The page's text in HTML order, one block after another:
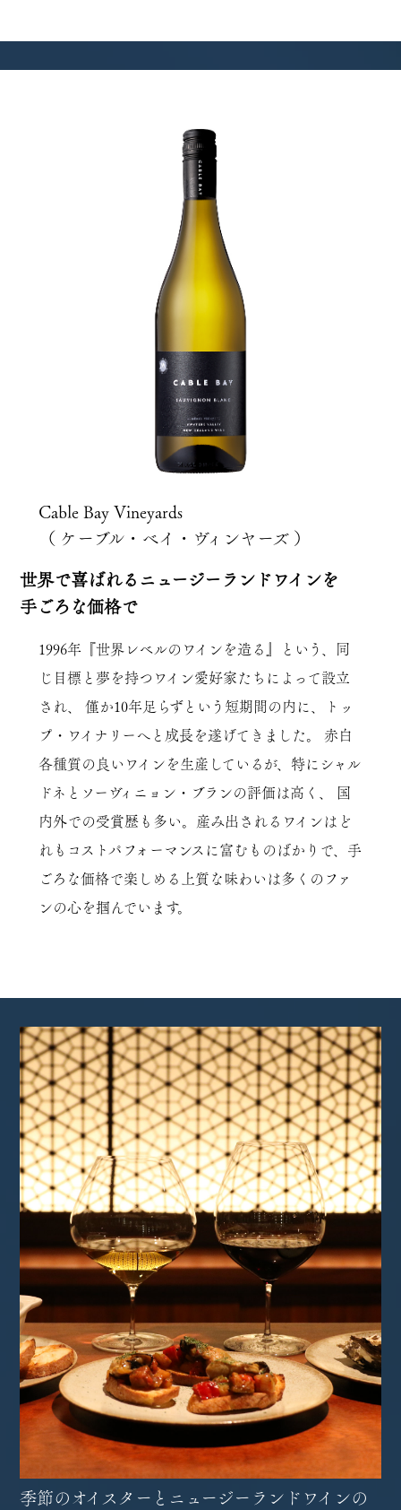
Cable Bay Vineyards
（ ケーブル・ベイ・ヴィンヤーズ ）
世界で喜ばれるニュージーランドワインを
手ごろな価格で
1996年『世界レベルのワインを造る』という、同
じ目標と夢を持つワイン愛好家たちによって設立
され、 僅か10年足らずという短期間の内に、トッ
プ・ワイナリーへと成長を遂げてきました。 赤白
各種質の良いワインを生産しているが、特にシャル
ドネとソーヴィニョン・ブランの評価は高く、 国
内外での受賞歴も多い。産み出されるワインはど
れもコストパフォーマンスに富むものばかりで、手
ごろな価格で楽しめる上質な味わいは多くのファ
ンの心を掴んでいます。
季節のオイスターとニュージーランドワインの